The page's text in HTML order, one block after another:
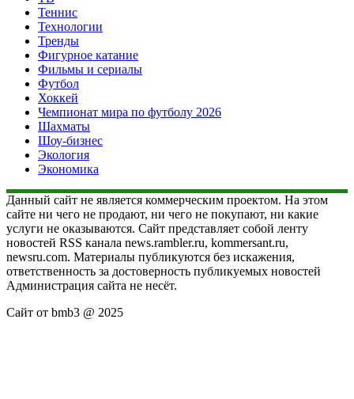
Теннис
Технологии
Тренды
Фигурное катание
Фильмы и сериалы
Футбол
Хоккей
Чемпионат мира по футболу 2026
Шахматы
Шоу-бизнес
Экология
Экономика
Данный сайт не является коммерческим проектом. На этом
сайте ни чего не продают, ни чего не покупают, ни какие
услуги не оказываются. Сайт представляет собой ленту
новостей RSS канала news.rambler.ru, kommersant.ru,
newsru.com. Материалы публикуются без искажения,
ответственность за достоверность публикуемых новостей
Администрация сайта не несёт.
Сайт от bmb3 @ 2025